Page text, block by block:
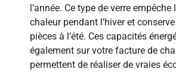
l’année. Ce type de verre
chaleur pendant l’hiver et
pièces à l’été. Ces capacités
également sur votre facture de
permettent de réaliser de vraies